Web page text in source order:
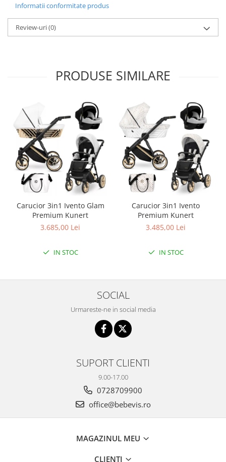
Trotinete copii si adulti
Karturi si masinute cu pedale
Masinute si motociclete electrice
Marsupii
Premergatoare
Skateboard
Scaune de biciclete copii
Baita, Igiena, Siguranta
Lenjerie mamici
Informatii conformitate produs
Review-uri(0)
PRODUSE SIMILARE
Carucior 3in1 Ivento Glam
Premium Kunert
3.685,00 Lei
IN STOC
Carucior 3in1 Ivento
Premium Kunert
3.485,00 Lei
IN STOC
SOCIAL
Urmareste-ne in social media
SUPORT CLIENTI
9.00-17.00
0728709900
office@bebevis.ro
MAGAZINUL MEU
CLIENTI